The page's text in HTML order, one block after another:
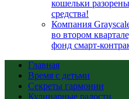
кошельки
средства!
Компания
во втором
фонд смарт-
Главная
Время с детьми
Секреты гармонии
Кулинарные радости